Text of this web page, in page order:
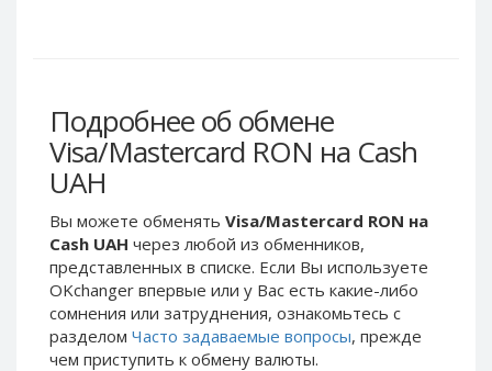
Подробнее об обмене
Visa/Mastercard RON на Cash
UAH
Вы можете обменять Visa/Mastercard RON на
Cash UAH через любой из обменников,
представленных в списке. Если Вы используете
OKchanger впервые или у Вас есть какие-либо
сомнения или затруднения, ознакомьтесь с
разделом Часто задаваемые вопросы, прежде
чем приступить к обмену валюты.
Skril EUR
Skril INR
Skril PLN
Skril GBP
Skril AUD
Skril NOK
Skril SEK
Paxum USD
Skril EUR
Skril INR
Skril GBP
Skril AUD
Skril NOK
Skril SEK
Paxum USD